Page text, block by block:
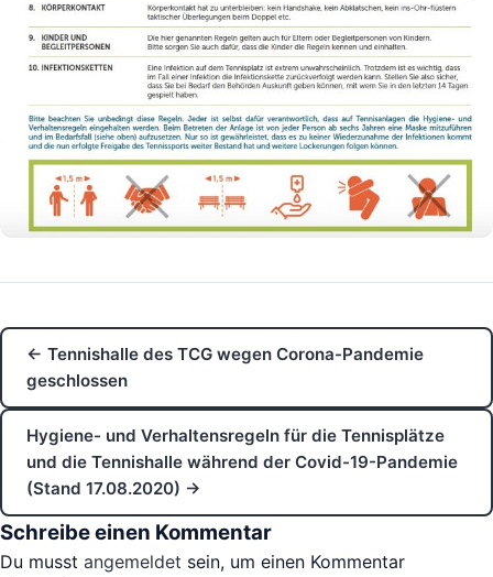
← Tennishalle des TCG wegen Corona-Pandemie
geschlossen
Hygiene- und Verhaltensregeln für die Tennisplätze
und die Tennishalle während der Covid-19-Pandemie
(Stand 17.08.2020) →
Schreibe einen Kommentar
Du musst angemeldet sein, um einen Kommentar